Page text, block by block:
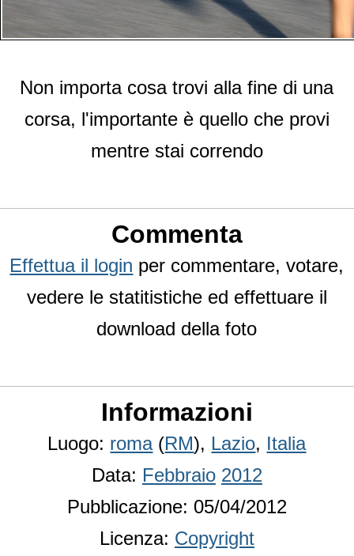
Non importa cosa trovi alla fine di una
corsa, l'importante è quello che provi
mentre stai correndo
Commenta
Effettua il login per commentare, votare,
vedere le statitistiche ed effettuare il
download della foto
Informazioni
Luogo: roma(RM), Lazio, Italia
Data: Febbraio 2012
Pubblicazione: 05/04/2012
Licenza: Copyright